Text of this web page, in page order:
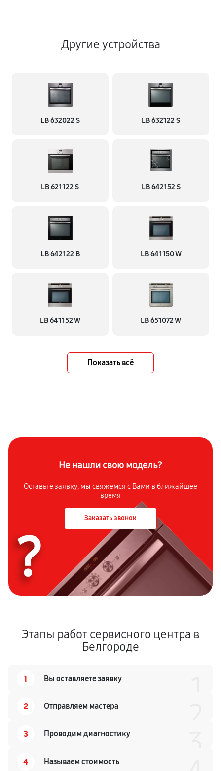
Другие устройства
LB 632022 S LB 632122 S
LB 621122 S LB 642152 S
LB 642122 B LB 641150 W
LB 641152 W LB 651072 W
Показать всё
Не нашли свою модель?
Оставьте заявку, мы свяжемся с Вами в ближайшее
время
Заказать звонок
?
Этапы работ сервисного центра в
Белгороде
1 Вы оставляете заявку
2 Отправляем мастера
3 Проводим диагностику
4 Называем стоимость